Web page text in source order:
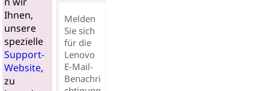
Ihnen,
unsere
spezielle
Support-
Website,
zu
Melden
Sie sich
für die
Lenovo
E-Mail-
Benachri